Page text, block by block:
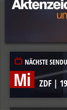
NÄCHSTE
Mi ZDF |